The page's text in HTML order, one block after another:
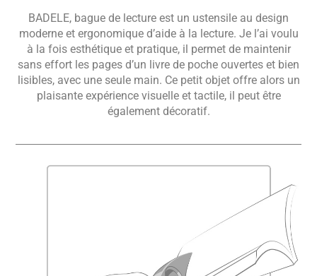
BADELE, bague de lecture est un ustensile au design
moderne et ergonomique d’aide à la lecture. Je l’ai voulu
à la fois esthétique et pratique, il permet de maintenir
sans effort les pages d’un livre de poche ouvertes et bien
lisibles, avec une seule main. Ce petit objet offre alors un
plaisante expérience visuelle et tactile, il peut être
également décoratif.